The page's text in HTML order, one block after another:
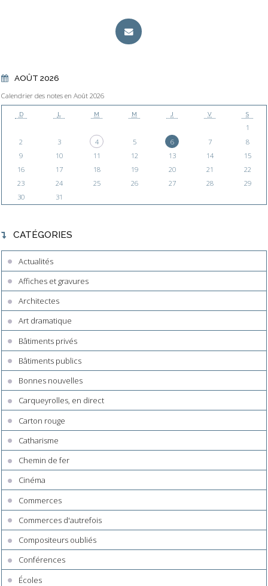
AOÛT 2026
Calendrier des notes en Août 2026
D L M M J V S
1
2
3 4 5 6 7
8
9
10 11 12 13 14
15
16
17 18 19 20 21
22
23
24 25 26 27 28
29
30
31
CATÉGORIES
Actualités
Affiches et gravures
Architectes
Art dramatique
Bâtiments privés
Bâtiments publics
Bonnes nouvelles
Carqueyrolles, en direct
Carton rouge
Catharisme
Chemin de fer
Cinéma
Commerces
Commerces d'autrefois
Compositeurs oubliés
Conférences
Écoles